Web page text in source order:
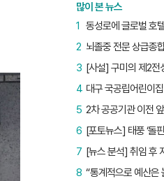
많이 본 뉴스
1
2
[사설] 구미의 제2전
3
대구 국공립어린이
4
5
[포토뉴스] 태풍 ‘돌
6
7
“통계적으로 예산은
8